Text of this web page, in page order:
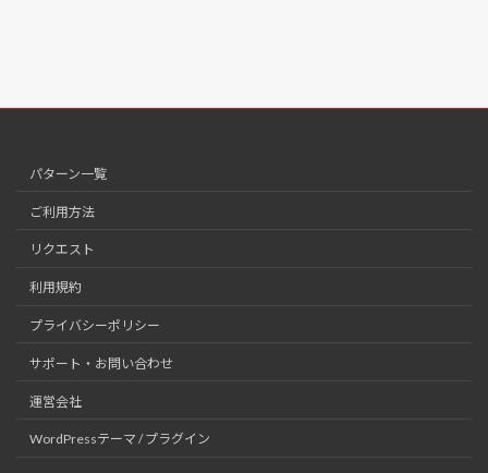
パターン一覧
ご利用方法
リクエスト
利用規約
プライバシーポリシー
サポート・お問い合わせ
運営会社
WordPressテーマ / プラグイン